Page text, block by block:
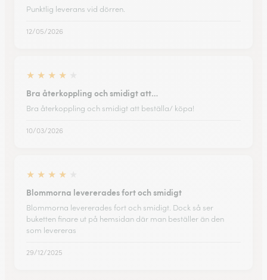
Punktlig leverans vid dörren.
12/05/2026
★ ★ ★ ★
Bra återkoppling och smidigt att…
Bra återkoppling och smidigt att beställa/ köpa!
10/03/2026
★ ★ ★ ★
Blommorna levererades fort och smidigt
Blommorna levererades fort och smidigt. Dock så ser
buketten finare ut på hemsidan där man beställer än den
som levereras
29/12/2025